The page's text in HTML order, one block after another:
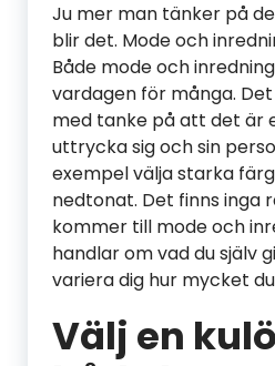
Ju mer man tänker på
blir det. Mode och
Både mode och
vardagen för många.
med tanke på att det är
uttrycka sig och sin
exempel välja starka
nedtonat. Det finns inga
kommer till mode och
handlar om vad du själv
variera dig hur mycket
Välj en